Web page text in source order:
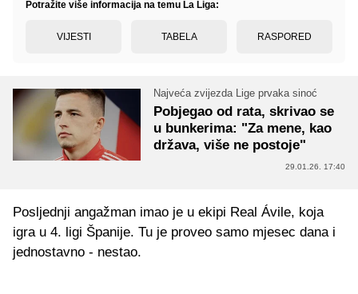
Potražite više informacija na temu La Liga:
VIJESTI TABELA RASPORED
Najveća zvijezda Lige prvaka sinoć
Pobjegao od rata, skrivao se
u bunkerima: "Za mene, kao
država, više ne postoje"
29.01.26. 17:40
Posljednji angažman imao je u ekipi Real Ávile, koja
igra u 4. ligi Španije. Tu je proveo samo mjesec dana i
jednostavno - nestao.